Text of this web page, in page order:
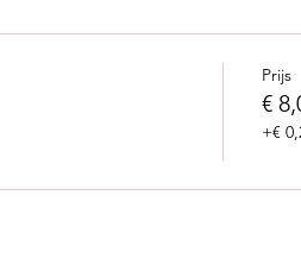
Prijs
€
+€